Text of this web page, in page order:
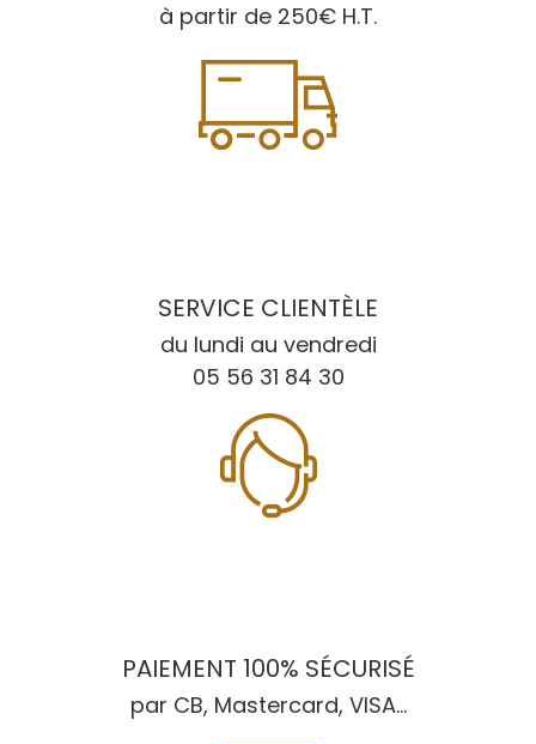
à partir de 250€ H.T.
SERVICE CLIENTÈLE
du lundi au vendredi
05 56 31 84 30
PAIEMENT 100% SÉCURISÉ
par CB, Mastercard, VISA...